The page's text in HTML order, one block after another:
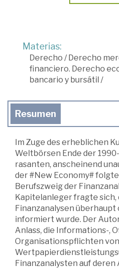
Materias:
Derecho /Derecho
financiero. Derecho
bancario y bursátil /
Resumen
Im Zuge des erheblichen
Weltbörsen Ende der
rasanten, anscheinend
der #New Economy#
Berufszweig der
Kapitelanleger fragte sich,
Finanzanalysen
informiert wurde. Der
Anlass, die Informations-,
Organisationspflichten von
Finanzanalysten auf